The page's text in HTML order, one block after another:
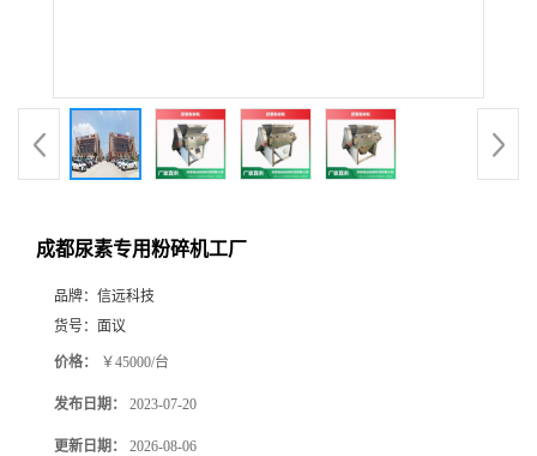
成都尿素专用粉碎机工厂
品牌： 信远科技
货号： 面议
价格： ￥45000/台
发布日期： 2023-07-20
更新日期： 2026-08-06